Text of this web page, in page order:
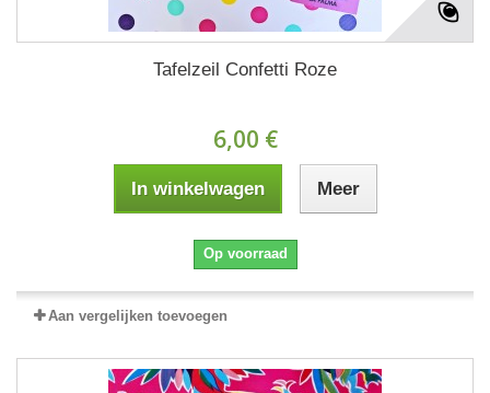
Tafelzeil Confetti Roze
6,00 €
In winkelwagen Meer
Op voorraad
Aan vergelijken toevoegen